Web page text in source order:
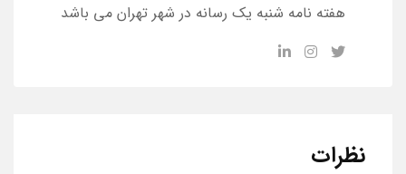
هفته نامه شنبه یک رسانه در شهر تهران می باشد
نظرات